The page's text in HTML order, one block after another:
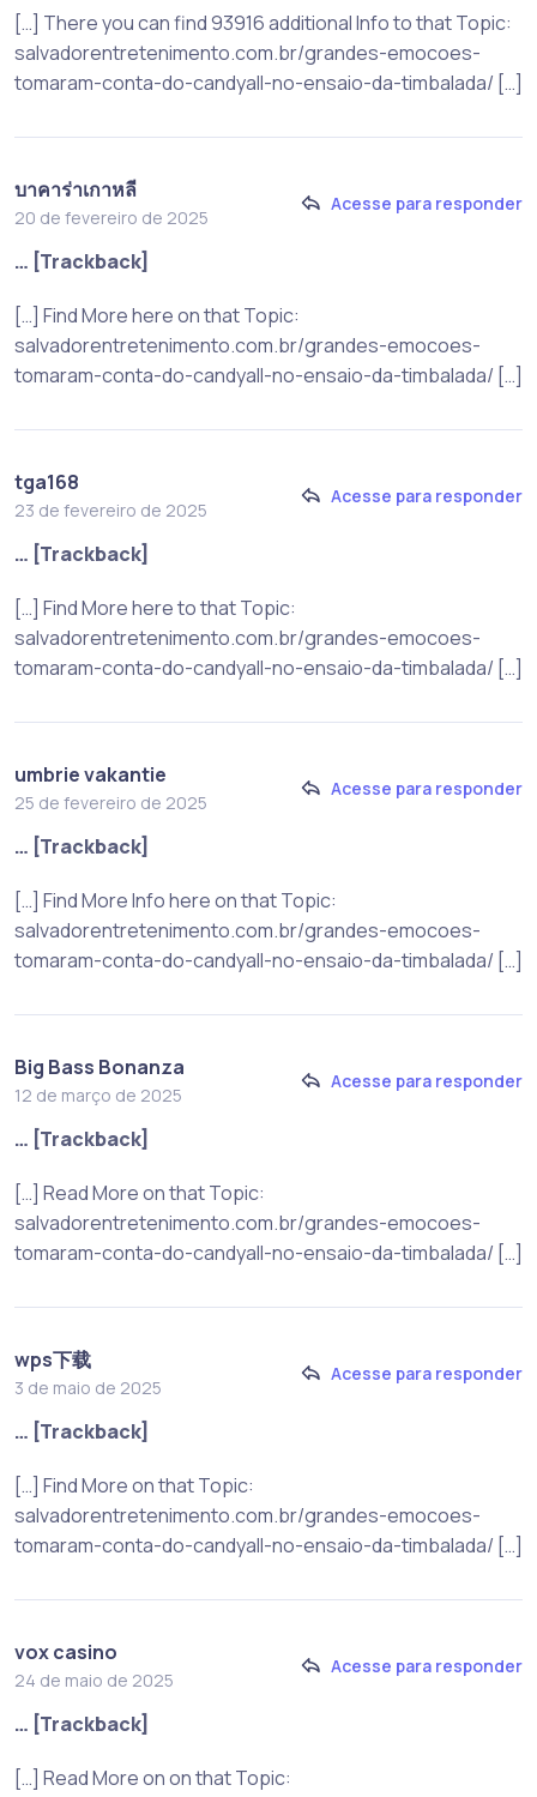
[…] There you can find 93916 additional Info to that Topic:
salvadorentretenimento.com.br/grandes-emocoes-
tomaram-conta-do-candyall-no-ensaio-da-timbalada/ […]
บาคาร่าเกาหลี
20 de fevereiro de 2025
Acesse para responder
… [Trackback]
[…] Find More here on that Topic:
salvadorentretenimento.com.br/grandes-emocoes-
tomaram-conta-do-candyall-no-ensaio-da-timbalada/ […]
tga168
23 de fevereiro de 2025
Acesse para responder
… [Trackback]
[…] Find More here to that Topic:
salvadorentretenimento.com.br/grandes-emocoes-
tomaram-conta-do-candyall-no-ensaio-da-timbalada/ […]
umbrie vakantie
25 de fevereiro de 2025
Acesse para responder
… [Trackback]
[…] Find More Info here on that Topic:
salvadorentretenimento.com.br/grandes-emocoes-
tomaram-conta-do-candyall-no-ensaio-da-timbalada/ […]
Big Bass Bonanza
12 de março de 2025
Acesse para responder
… [Trackback]
[…] Read More on that Topic:
salvadorentretenimento.com.br/grandes-emocoes-
tomaram-conta-do-candyall-no-ensaio-da-timbalada/ […]
wps下载
3 de maio de 2025
Acesse para responder
… [Trackback]
[…] Find More on that Topic:
salvadorentretenimento.com.br/grandes-emocoes-
tomaram-conta-do-candyall-no-ensaio-da-timbalada/ […]
vox casino
24 de maio de 2025
Acesse para responder
… [Trackback]
[…] Read More on on that Topic: